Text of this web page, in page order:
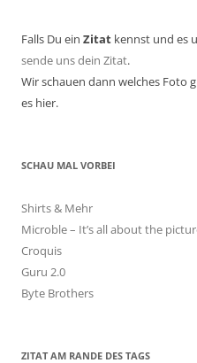
Falls Du ein Zitat kennst und es
sende uns dein Zitat.
Wir schauen dann welches Foto
es hier.
SCHAU MAL VORBEI
Shirts & Mehr
Microble – It’s all about the
Croquis
Guru 2.0
Byte Brothers
ZITAT AM RANDE DES TAGS